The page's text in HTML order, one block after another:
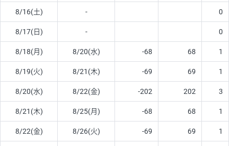
8/16(土) - 0
8/17(日) - 0
8/18(月) 8/20(水) -68 68 1
8/19(火) 8/21(木) -69 69 1
8/20(水) 8/22(金) -202 202 3
8/21(木) 8/25(月) -68 68 1
8/22(金) 8/26(火) -69 69 1